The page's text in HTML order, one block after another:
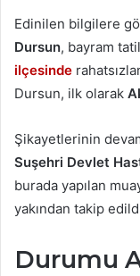
Edinilen bilgilere
Dursun, bayram
ilçesinde
Dursun, ilk olarak
Şikayetlerinin
Suşehri Devlet
burada yapılan
yakından takip
Durumu